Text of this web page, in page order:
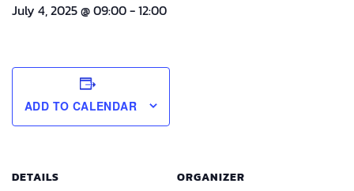
July 4, 2025 @ 09:00-12:00
ADD TO CALENDAR
DETAILS ORGANIZER